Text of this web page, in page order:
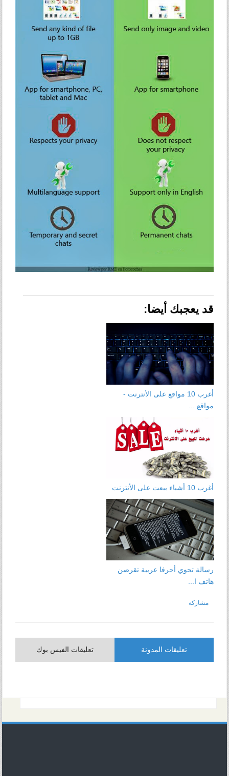
قد يعجبك أيضا:
أغرب 10 مواقع على الأنترنت -
مواقع ...
أغرب 10 أشياء بيعت على الأنترنت
رسالة تحوي أحرفا عربية تقرصن
هاتف ا...
مشاركة
تعليقات المدونة تعليقات الفيس بوك